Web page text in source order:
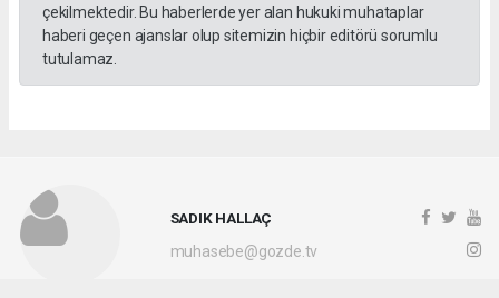
çekilmektedir. Bu haberlerde yer alan hukuki muhataplar
haberi geçen ajanslar olup sitemizin hiçbir editörü sorumlu
tutulamaz.
SADIK HALLAÇ
muhasebe@gozde.tv